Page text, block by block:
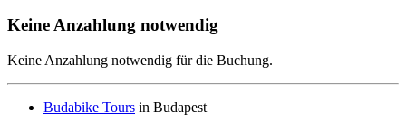
Keine Anzahlung notwendig
Keine Anzahlung notwendig für die Buchung.
Budabike Tours in Budapest